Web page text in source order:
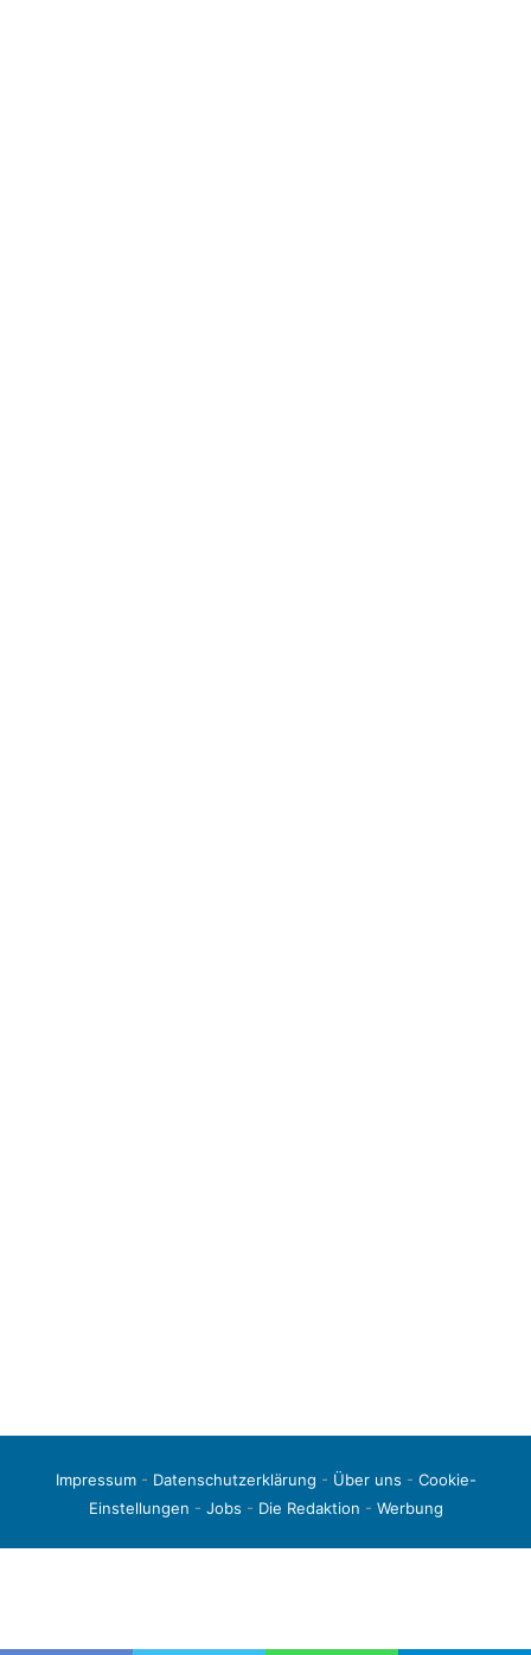
Impressum- Datenschutzerklärung - Über uns - Cookie-
Einstellungen - Jobs - Die Redaktion - Werbung